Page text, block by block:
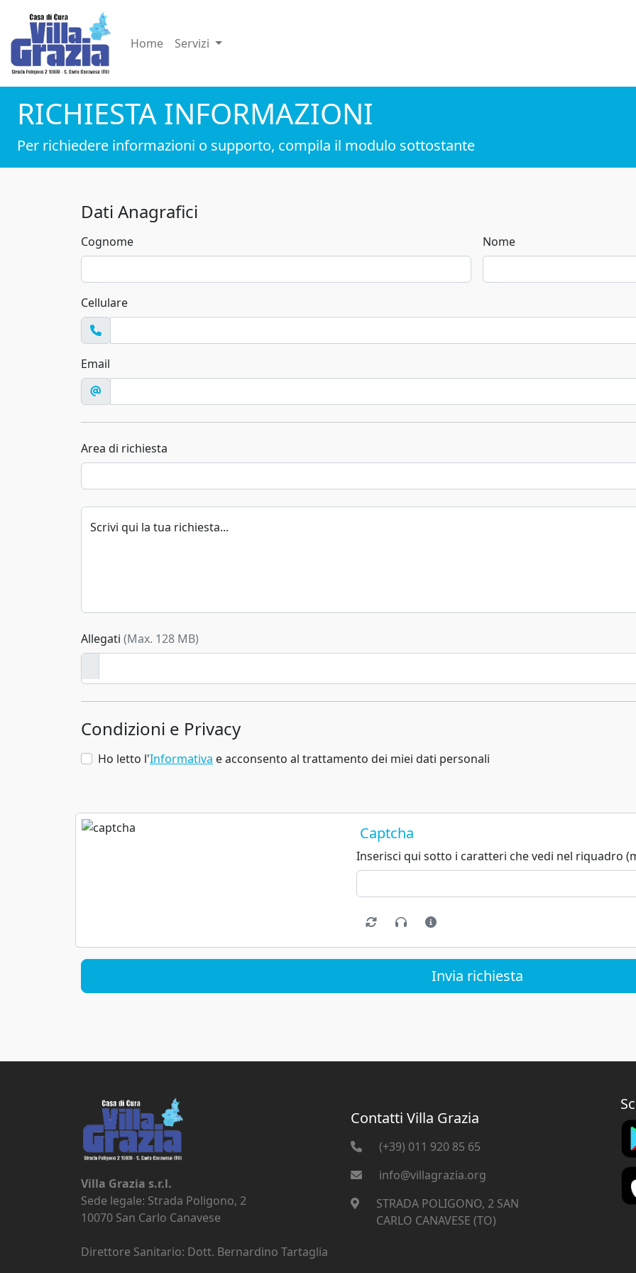
Home Servizi
RICHIESTA INFORMAZIONI
Per richiedere informazioni o supporto, compila il modulo sottostante
Dati Anagrafici
Cognome Nome
Cellulare
Email
Area di richiesta
Scrivi qui la tua richiesta...
Allegati (Max. 128 MB)
Condizioni e Privacy
Ho letto l'Informativa e acconsento al trattamento dei miei dati personali
Captcha
Inserisci qui sotto i caratteri che vedi nel riquadro
Invia richiesta
Villa Grazia s.r.l.
Sede legale: Strada Poligono, 2
10070 San Carlo Canavese
Direttore Sanitario: Dott. Bernardino Tartaglia
Contatti Villa Grazia
(+39) 011 920 85 65
info@villagrazia.org
STRADA POLIGONO, 2 SAN
CARLO CANAVESE (TO)